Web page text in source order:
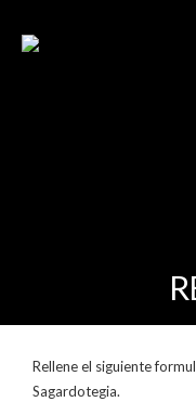
Rellene el siguiente
Sagardotegia.